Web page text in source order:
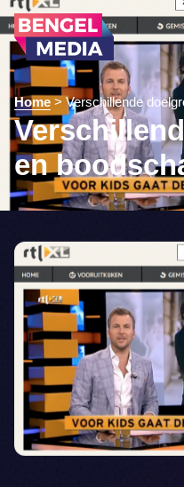
Home > Verschillende
en